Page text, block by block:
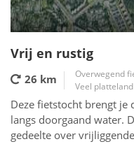
Vrij en rustig
26 km
Overwegend
Veel platteland
Deze fietstocht brengt je
langs doorgaand water.
gedeelte over